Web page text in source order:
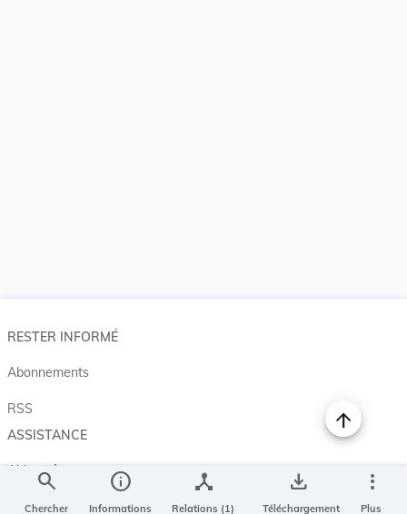
search
Chercher
info
Informations
device_hub
Relations (1)
save_alt
Téléchargement
more_vert
Plus
RESTER INFORMÉ
Abonnements
RSS
ASSISTANCE
Aide et à propos
Projet Casemates